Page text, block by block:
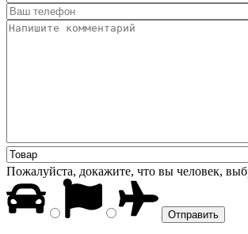
Пожалуйста, докажите, что вы человек,